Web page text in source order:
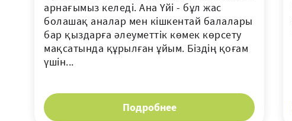
арнағымыз келеді. Ана Үйі - бұл жас
болашақ аналар мен кішкентай балалары
бар қыздарға әлеуметтік көмек көрсету
мақсатында құрылған ұйым. Біздің қоғам
үшін...
Подробнее